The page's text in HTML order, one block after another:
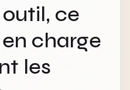
ce
charge
les